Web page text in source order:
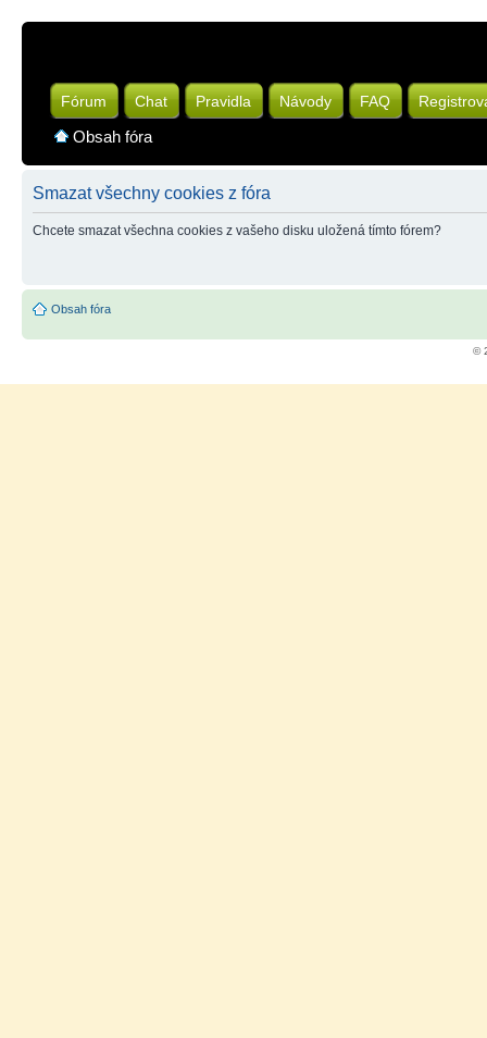
Fórum Chat Pravidla Návody FAQ
Obsah fóra
Smazat všechny cookies z fóra
Chcete smazat všechna cookies z vašeho disku uložená tímto fórem?
Obsah fóra
©